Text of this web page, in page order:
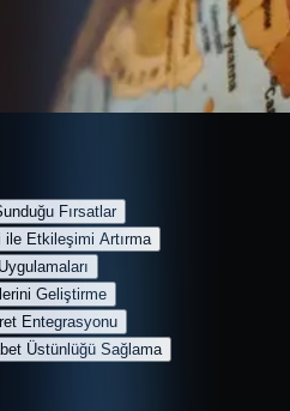
Fırsatlar
Etkileşimi Artırma
Geliştirme
Entegrasyonu
Üstünlüğü Sağlama